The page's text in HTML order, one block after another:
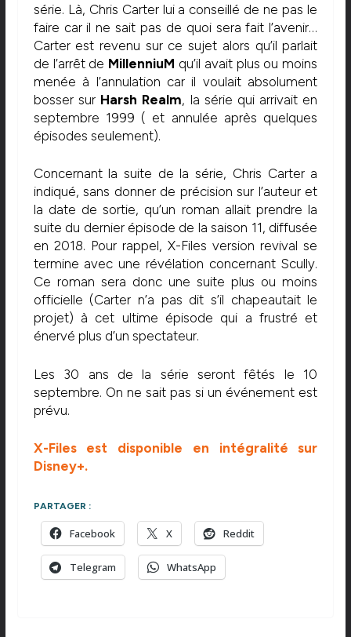
série. Là, Chris Carter lui a conseillé de ne pas le
faire car il ne sait pas de quoi sera fait l’avenir…
Carter est revenu sur ce sujet alors qu’il parlait
de l’arrêt de MillenniuM qu’il avait plus ou moins
menée à l’annulation car il voulait absolument
bosser sur Harsh Realm, la série qui arrivait en
septembre 1999 ( et annulée après quelques
épisodes seulement).
Concernant la suite de la série, Chris Carter a
indiqué, sans donner de précision sur l’auteur et
la date de sortie, qu’un roman allait prendre la
suite du dernier épisode de la saison 11, diffusée
en 2018. Pour rappel, X-Files version revival se
termine avec une révélation concernant Scully.
Ce roman sera donc une suite plus ou moins
officielle (Carter n’a pas dit s’il chapeautait le
projet) à cet ultime épisode qui a frustré et
énervé plus d’un spectateur.
Les 30 ans de la série seront fêtés le 10
septembre. On ne sait pas si un événement est
prévu.
X-Files est disponible en intégralité sur
Disney+.
PARTAGER :
Facebook X Reddit
Telegram WhatsApp